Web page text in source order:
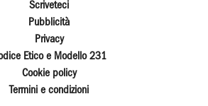
Scriveteci
Pubblicità
Privacy
Etico e Modello 231
Cookie policy
Termini e condizioni